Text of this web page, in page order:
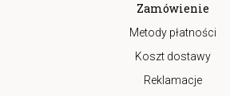
Zamówienie
Metody płatności
Koszt dostawy
Reklamacje